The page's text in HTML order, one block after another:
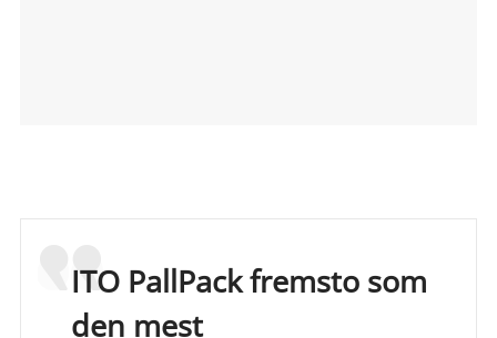
ITO PallPack fremsto som
den mest